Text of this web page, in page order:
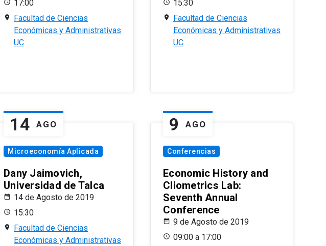
17:00
Facultad de Ciencias
Económicas y Administrativas
UC
15:30
Facultad de Ciencias
Económicas y Administrativas
UC
14 AGO
Microeconomía Aplicada
Dany Jaimovich,
Universidad de Talca
14 de Agosto de 2019
15:30
Facultad de Ciencias
Económicas y Administrativas
9 AGO
Conferencias
Economic History and
Cliometrics Lab:
Seventh Annual
Conference
9 de Agosto de 2019
09:00 a 17:00